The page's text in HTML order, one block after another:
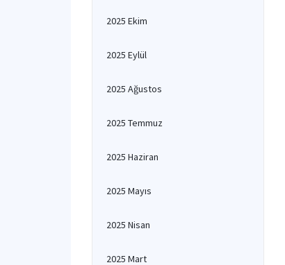
2025 Ekim
2025 Eylül
2025 Ağustos
2025 Temmuz
2025 Haziran
2025 Mayıs
2025 Nisan
2025 Mart